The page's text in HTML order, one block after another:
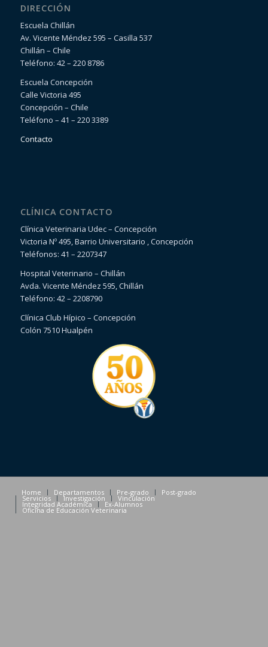
DIRECCIÓN
Escuela Chillán
Av. Vicente Méndez 595 – Casilla 537
Chillán – Chile
Teléfono: 42 – 220 8786
Escuela Concepción
Calle Victoria 495
Concepción – Chile
Teléfono – 41 – 220 3389
Contacto
CLÍNICA CONTACTO
Clínica Veterinaria Udec – Concepción
Victoria Nº 495, Barrio Universitario , Concepción
Teléfonos: 41 – 2207347
Hospital Veterinario – Chillán
Avda. Vicente Méndez 595, Chillán
Teléfono: 42 – 2208790
Clínica Club Hípico – Concepción
Colón 7510 Hualpén
Home Departamentos Pre-grado Post-grado
Servicios Investigación Vinculación
Integridad Académica Ex-Alumnos
Oficina de Educación Veterinaria